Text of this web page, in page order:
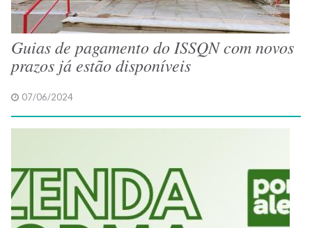
Guias de pagamento do ISSQN com novos
prazos já estão disponíveis
07/06/2024